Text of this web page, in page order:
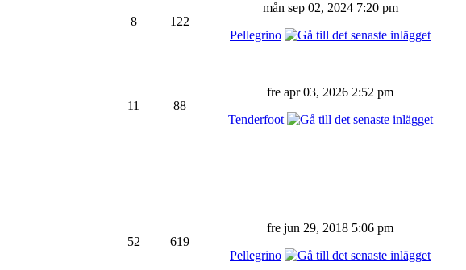
8 122
mån sep 02, 2024 7:20 pm
Pellegrino
11 88
fre apr 03, 2026 2:52 pm
Tenderfoot
52 619
fre jun 29, 2018 5:06 pm
Pellegrino